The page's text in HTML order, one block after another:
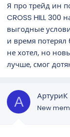
Я про трейд ин
CROSS HILL 300
выгодные
и время потерял
не хотел, но
лучше, смог
А АртуриК
New